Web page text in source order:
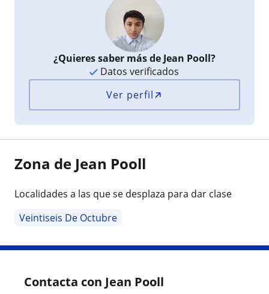
¿Quieres saber más de Jean Pooll?
Datos verificados
Ver perfil
Zona de Jean Pooll
Localidades a las que se desplaza para dar clase
Veintiseis De Octubre
Contacta con Jean Pooll